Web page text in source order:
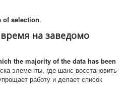
of selection.
на заведомо
the majority of the data has been
элементы, где шанс восстановить
работу и делает список